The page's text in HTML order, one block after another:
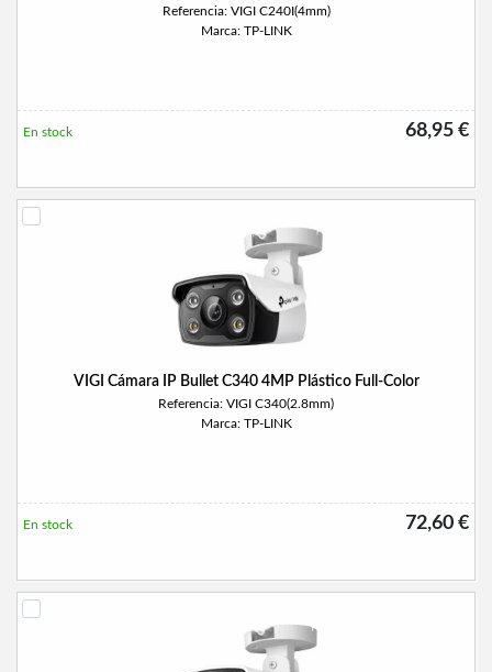
Referencia: VIGI C240I(4mm)
Marca: TP-LINK
68,95 €
En stock
VIGI Cámara IP Bullet C340 4MP Plástico Full-Color
Referencia: VIGI C340(2.8mm)
Marca: TP-LINK
72,60 €
En stock